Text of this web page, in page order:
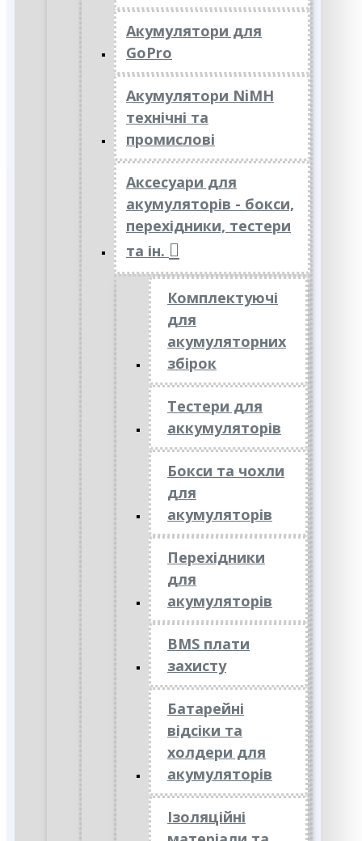
Акумулятори для
GoPro
Акумулятори NiMH
технічні та
промислові
Аксесуари для
акумуляторів - бокси,
перехідники, тестери
та ін.
Комплектуючі
для
акумуляторних
збірок
Тестери для
аккумуляторів
Бокси та чохли
для
акумуляторів
Перехідники
для
акумуляторів
BMS плати
захисту
Батарейні
відсіки та
холдери для
акумуляторів
Ізоляційні